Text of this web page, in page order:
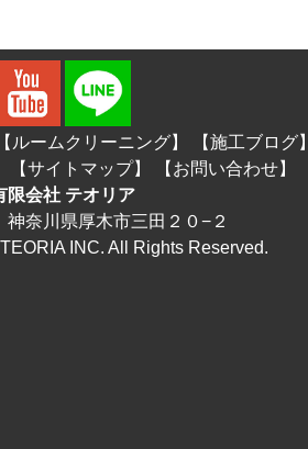
【ルームクリーニング】 【施工ブログ】
【サイトマップ】
【お問い合わせ】
限会社 テオリア
奈川県厚木市三田２０−２
INC. All Rights Reserved.